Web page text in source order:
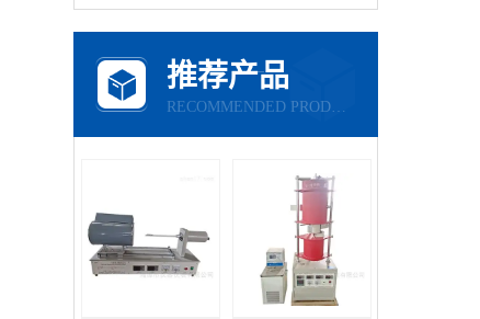
推荐产品
RECOMMENDED PRODUCTS